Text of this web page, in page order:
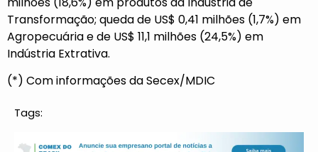
Transformação; queda de US$ 0,41 milhões (1,7%) em
Agropecuária e de US$ 11,1 milhões (24,5%) em
Indústria Extrativa.
(*) Com informações da Secex/MDIC
Tags: